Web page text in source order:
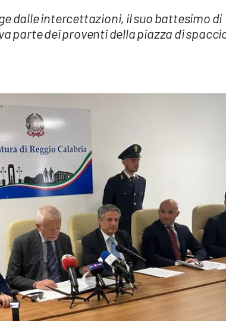
dalle intercettazioni, il suo battesimo di
parte dei proventi della piazza di